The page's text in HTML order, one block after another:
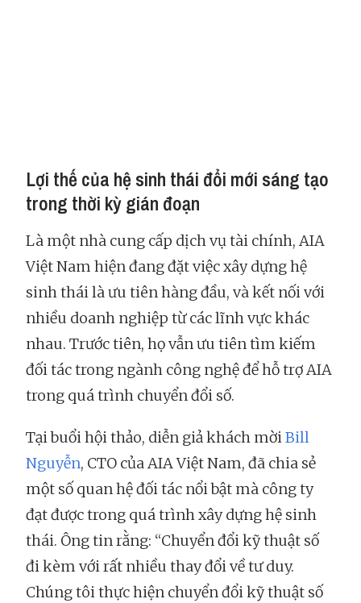
Lợi thế của hệ sinh thái đổi mới sáng tạo
trong thời kỳ gián đoạn
Là một nhà cung cấp dịch vụ tài chính, AIA
Việt Nam hiện đang đặt việc xây dựng hệ
sinh thái là ưu tiên hàng đầu, và kết nối với
nhiều doanh nghiệp từ các lĩnh vực khác
nhau. Trước tiên, họ vẫn ưu tiên tìm kiếm
đối tác trong ngành công nghệ để hỗ trợ AIA
trong quá trình chuyển đổi số.
Tại buổi hội thảo, diễn giả khách mờiBill
Nguyễn, CTO của AIA Việt Nam, đã chia sẻ
một số quan hệ đối tác nổi bật mà công ty
đạt được trong quá trình xây dựng hệ sinh
thái. Ông tin rằng: “Chuyển đổi kỹ thuật số
đi kèm với rất nhiều thay đổi về tư duy.
Chúng tôi thực hiện chuyển đổi kỹ thuật số